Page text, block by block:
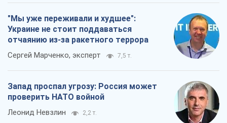
"Мы уже переживали и худшее":
Украине не стоит поддаваться
отчаянию из-за ракетного террора
Сергей Марченко, эксперт 7,5 т.
Запад проспал угрозу: Россия может
проверить НАТО войной
Леонид Невзлин 2,2 т.